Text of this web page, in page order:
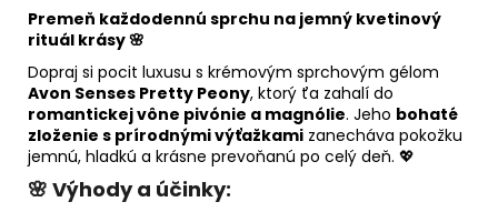
Premeň každodennú sprchu na jemný kvetinový
rituál krásy 🌸
Dopraj si pocit luxusu s krémovým sprchovým gélom
Avon Senses Pretty Peony, ktorý ťa zahalí do
romantickej vône pivónie a magnólie. Jeho bohaté
zloženie s prírodnými výťažkami zanecháva pokožku
jemnú, hladkú a krásne prevoňanú po celý deň. 💖
🌸 Výhody a účinky: